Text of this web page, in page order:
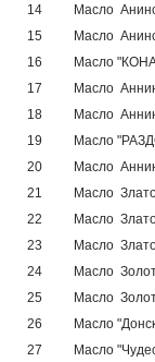
14
Масло
15
Масло
16
Масло
17
Масло
18
Масло
19
Масло
20
Масло
21
Масло
22
Масло
23
Масло
24
Масло
25
Масло
26
Масло
27
Масло